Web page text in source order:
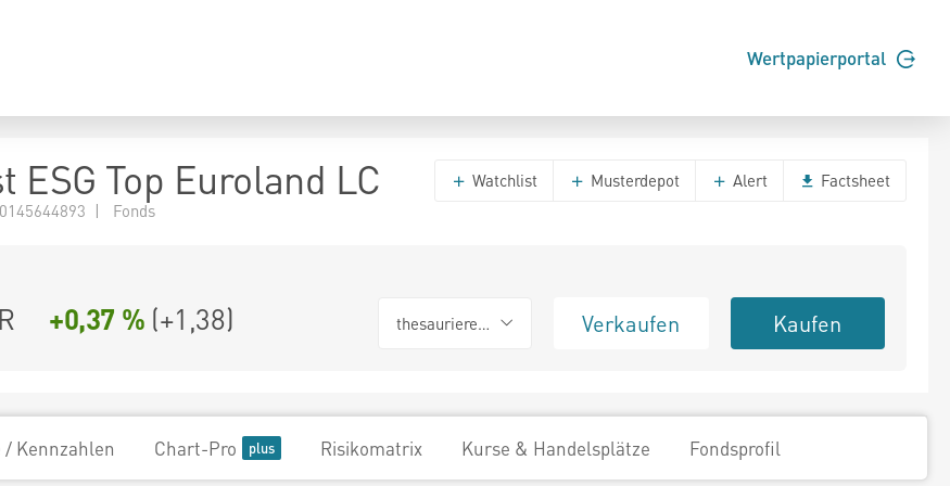
Wertpapierportal
ESG Top Euroland LC
| Fonds
Watchlist Musterdepot Alert Factsheet
+0,37 % (+1,38) thesaurierend Verkaufen Kaufen
/ Kennzahlen Chart-Pro Risikomatrix Kurse & Handelsplätze Fondsprofil